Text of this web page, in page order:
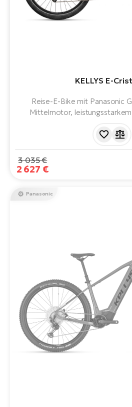
KELLYS E-
Reise-E-Bike mit Panasonic
Mittelmotor,
Rädern, mit einer Reichweite
3 035 €
2 627 €
Panasonic